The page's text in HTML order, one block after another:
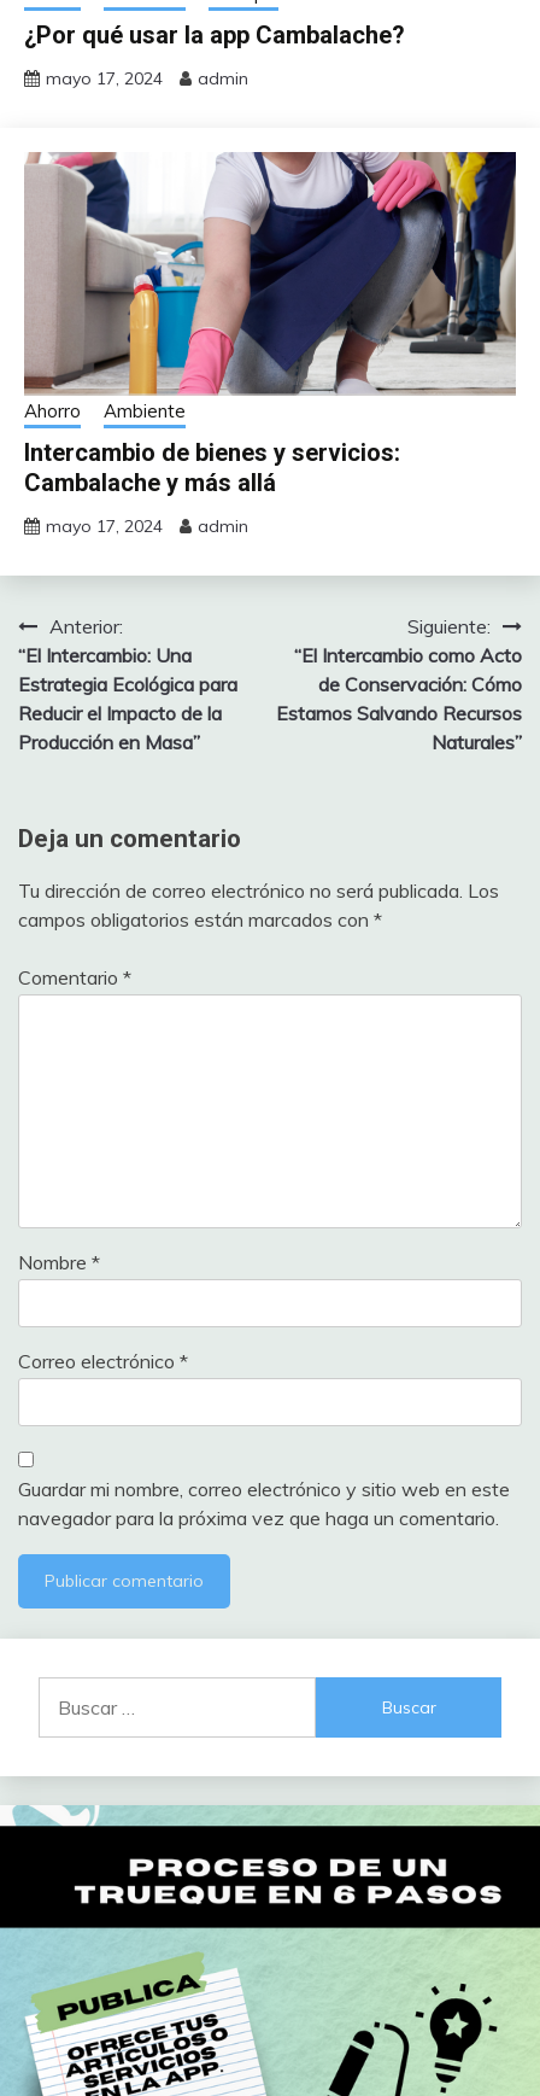
¿Por qué usar la app Cambalache?
mayo 17, 2024 admin
Ahorro Ambiente
Intercambio de bienes y servicios:
Cambalache y más allá
mayo 17, 2024 admin
Navegación
de
entradas
Anterior:
“El Intercambio: Una
Estrategia Ecológica para
Reducir el Impacto de la
Producción en Masa”
Siguiente:
“El Intercambio como Acto
de Conservación: Cómo
Estamos Salvando Recursos
Naturales”
Deja un comentario
Tu dirección de correo electrónico no será publicada. Los
campos obligatorios están marcados con *
Comentario *
Nombre *
Correo electrónico *
Guardar mi nombre, correo electrónico y sitio web en este
navegador para la próxima vez que haga un comentario.